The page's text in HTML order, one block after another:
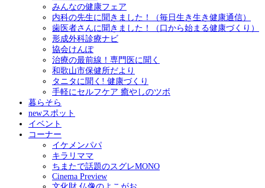
みんなの健康フェア
内科の先生に聞きました！（毎日生き生き健康通信）
歯医者さんに聞きました！（口から始まる健康づくり）
形成外科診療ナビ
協会けんぽ
治療の最前線！専門医に聞く
和歌山市保健所だより
タニタに聞く! 健康づくり
手軽にセルフケア 癒やしのツボ
暮らそら
newスポット
イベント
コーナー
イケメンパパ
キラリママ
ちまたで話題のスグレMONO
Cinema Preview